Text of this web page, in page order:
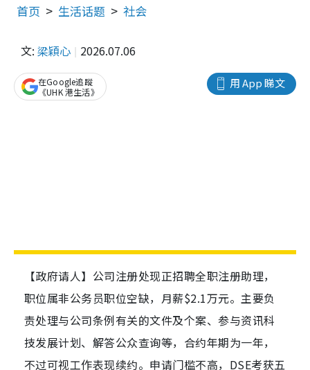
首页 生活话题 社会
文: 梁穎心 2026.07.06
用 App 睇文
在Google追蹤
《UHK 港生活》
【政府请人】公司注册处现正招聘全职注册助理，
职位属非公务员职位空缺，月薪$2.1万元。主要负
责处理与公司条例有关的文件及个案、参与资讯科
技发展计划、解答公众查询等，合约年期为一年，
不过可视工作表现续约。申请门槛不高，DSE考获五